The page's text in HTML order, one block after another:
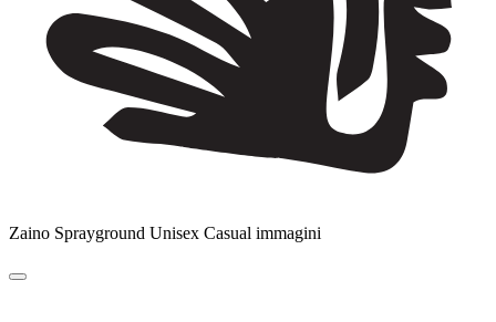
Zaino Sprayground Unisex Casual immagini